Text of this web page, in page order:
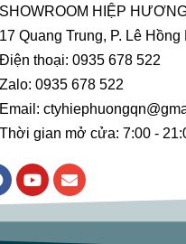
SHOWROOM HIỆP
17 Quang Trung, P. Lê
Điện thoại: 0935 678 522
Zalo: 0935 678 522
Email:
Thời gian mở cửa: 7:00 -
Y
o
u
t
E
n
v
e